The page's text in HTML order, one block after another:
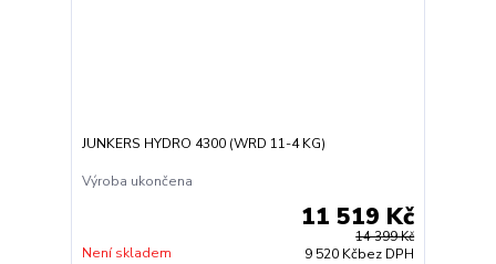
JUNKERS HYDRO 4300 (WRD 11-4 KG)
Výroba ukončena
14 399 Kč
11 519 Kč
9 520 Kčbez DPH
Není skladem